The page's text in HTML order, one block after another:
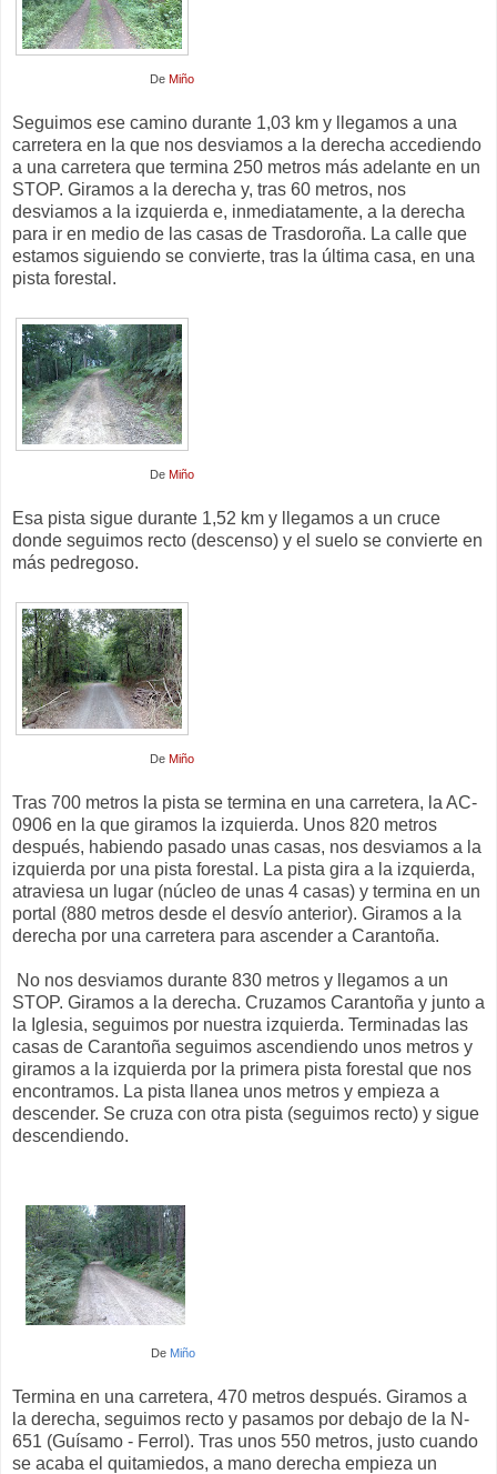
De Miño
Seguimos ese camino durante 1,03 km y llegamos a una
carretera en la que nos desviamos a la derecha accediendo
a una carretera que termina 250 metros más adelante en un
STOP. Giramos a la derecha y, tras 60 metros, nos
desviamos a la izquierda e, inmediatamente, a la derecha
para ir en medio de las casas de Trasdoroña. La calle que
estamos siguiendo se convierte, tras la última casa, en una
pista forestal.
De Miño
Esa pista sigue durante 1,52 km y llegamos a un cruce
donde seguimos recto (descenso) y el suelo se convierte en
más pedregoso.
De Miño
Tras 700 metros la pista se termina en una carretera, la AC-
0906 en la que giramos la izquierda. Unos 820 metros
después, habiendo pasado unas casas, nos desviamos a la
izquierda por una pista forestal. La pista gira a la izquierda,
atraviesa un lugar (núcleo de unas 4 casas) y termina en un
portal (880 metros desde el desvío anterior). Giramos a la
derecha por una carretera para ascender a Carantoña.
No nos desviamos durante 830 metros y llegamos a un
STOP. Giramos a la derecha. Cruzamos Carantoña y junto a
la Iglesia, seguimos por nuestra izquierda. Terminadas las
casas de Carantoña seguimos ascendiendo unos metros y
giramos a la izquierda por la primera pista forestal que nos
encontramos. La pista llanea unos metros y empieza a
descender. Se cruza con otra pista (seguimos recto) y sigue
descendiendo.
De Miño
Termina en una carretera, 470 metros después. Giramos a
la derecha, seguimos recto y pasamos por debajo de la N-
651 (Guísamo - Ferrol). Tras unos 550 metros, justo cuando
se acaba el quitamiedos, a mano derecha empieza un